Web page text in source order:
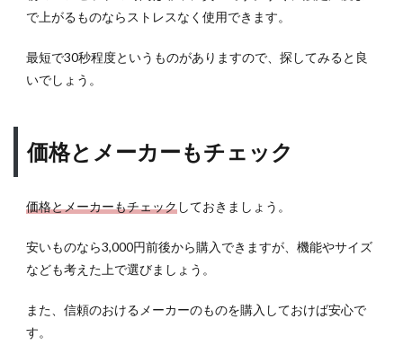
で上がるものならストレスなく使用できます。
最短で30秒程度というものがありますので、探してみると良
いでしょう。
価格とメーカーもチェック
価格とメーカーもチェックしておきましょう。
安いものなら3,000円前後から購入できますが、機能やサイズ
なども考えた上で選びましょう。
また、信頼のおけるメーカーのものを購入しておけば安心で
す。